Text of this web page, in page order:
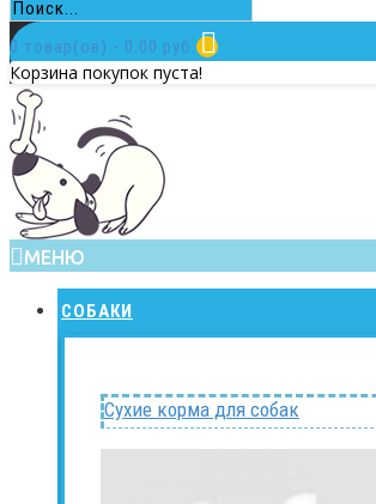
0 товар(ов) - 0.00 руб.
Корзина покупок пуста!
МЕНЮ
СОБАКИ
Сухие корма для собак